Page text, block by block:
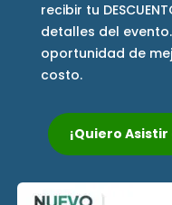
recibir tu
detalles del
oportunidad de
costo.
¡Quiero